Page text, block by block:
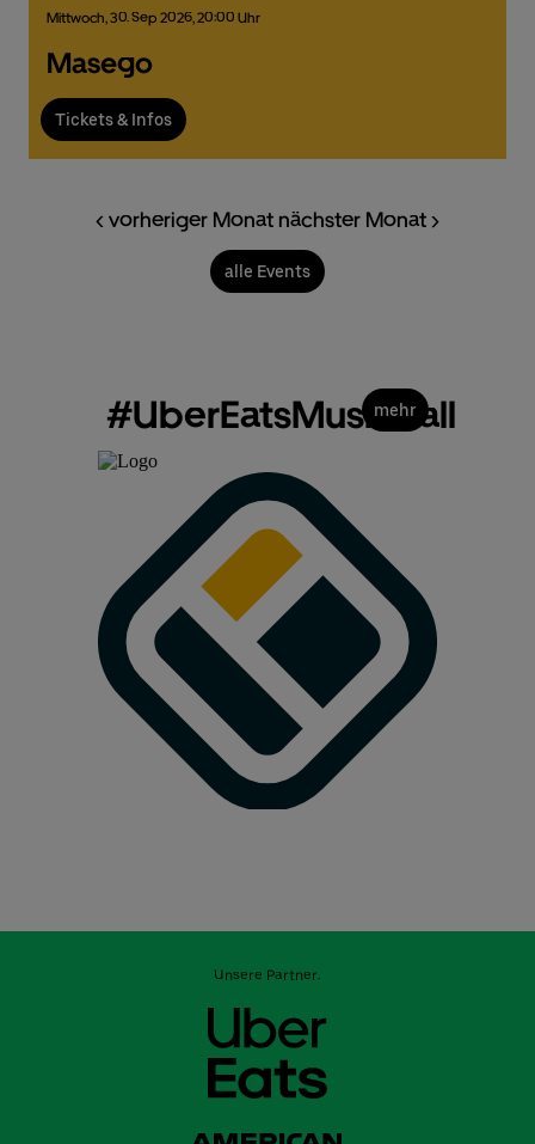
Mittwoch,30.Sep 2026,20:00 Uhr
Masego
Tickets & Infos
< vorheriger Monat nächster Monat >
alle Events
#UberEatsMusicHall
mehr
Unsere Partner: